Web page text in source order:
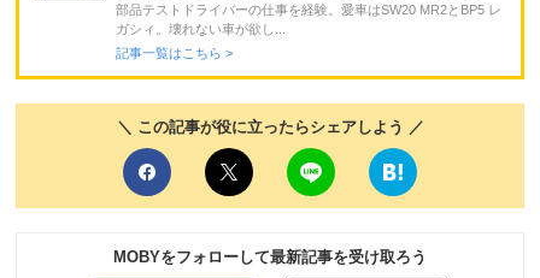
部品テストドライバーの仕事を経験。愛車はSW20 MR2とBP5 レ
ガシィ。壊れない車が欲し...
記事一覧はこちら >
＼ この記事が役に立ったらシェアしよう ／
MOBYをフォローして最新記事を受け取ろう